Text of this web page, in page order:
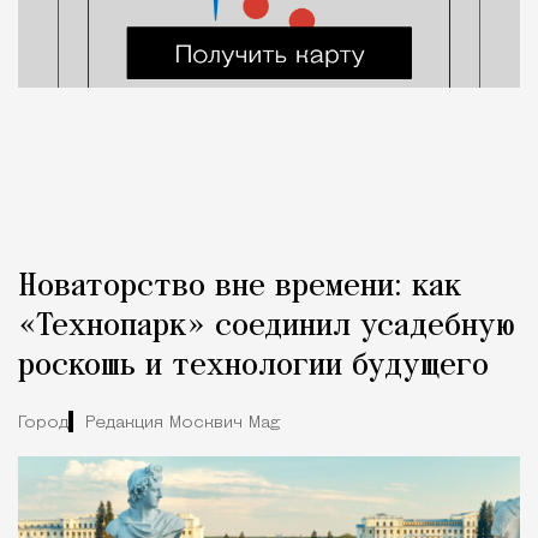
Новаторство вне времени: как
«Технопарк» соединил усадебную
роскошь и технологии будущего
Город Редакция Москвич Mag